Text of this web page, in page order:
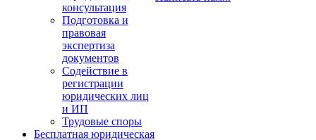
консультация
Подготовка и
правовая
экспертиза
документов
Содействие в
регистрации
юридических лиц
и ИП
Трудовые споры
Бесплатная юридическая